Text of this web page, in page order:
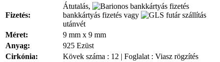
Fizetés:
Átutalás,
bankkártyás fizetés vagy
utánvét
Méret:
9 mm x 9 mm
Anyag:
925 Ezüst
Cirkónia:
Kövek száma : 12 | Foglalat : Viasz rögzítés